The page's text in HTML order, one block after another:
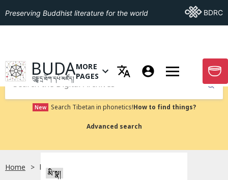
Preserving Buddhist literature for the world Go ToBDRC
GO TO HOMEPAGE
BUDA
བུདྡྷ་དྲ་ཐོག་དཔེ་མཛོད།
OPEN MENU OF MORE PAGES
MORE
PAGES
GO
Submit
New Search Tibetan in phonetics!How to find things?
Advanced search
Home bdr:P5617
མི་སྣ།